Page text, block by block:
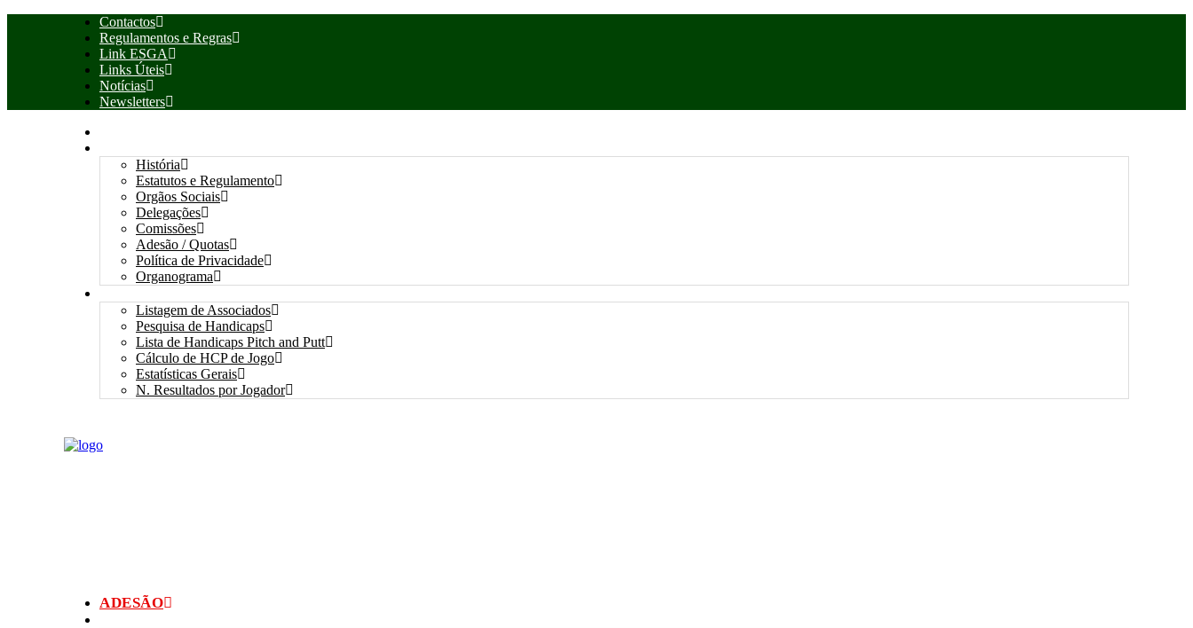
Contactos
Regulamentos e Regras
Link ESGA
Links Úteis
Notícias
Newsletters
História
Estatutos e Regulamento
Orgãos Sociais
Delegações
Comissões
Adesão / Quotas
Política de Privacidade
Organograma
Listagem de Associados
Pesquisa de Handicaps
Lista de Handicaps Pitch and Putt
Cálculo de HCP de Jogo
Estatísticas Gerais
N. Resultados por Jogador
ADESÃO